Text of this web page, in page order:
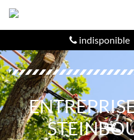
indisponible